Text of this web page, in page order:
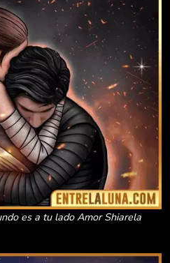
es a tu lado Amor Shiarela